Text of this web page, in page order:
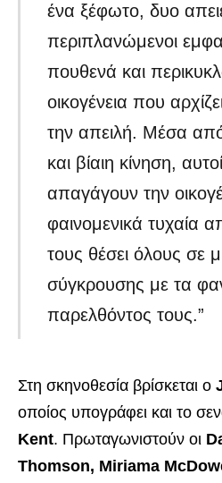
ένα ξέφωτο, δυο
περιπλανώμενοι
πουθενά και
οικογένεια που
την απειλή. Μέσα
και βίαιη κίνηση,
απαγάγουν την
φαινομενικά τυχαία
τους θέσει όλους σε
σύγκρουσης με τα
παρελθόντος τους.”
Στη σκηνοθεσία βρίσκεται ο
οποίος υπογράφει και το
Kent. Πρωταγωνιστούν οι
Thomson, Miriama